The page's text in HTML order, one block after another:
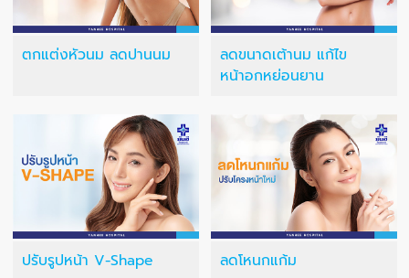
ตกแต่งหัวนม ลดปานนม
ลดขนาดเต้านม แก้ไข
หน้าอกหย่อนยาน
ปรับรูปหน้า V-Shape ลดโหนกแก้ม